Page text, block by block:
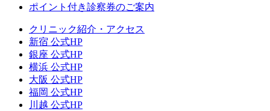
ポイント付き診察券のご案内
クリニック紹介・アクセス
新宿 公式HP
銀座 公式HP
横浜 公式HP
大阪 公式HP
福岡 公式HP
川越 公式HP